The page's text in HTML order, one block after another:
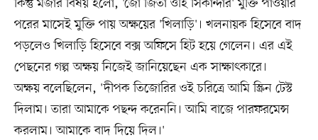
পরের মাসেই মুক্তি পায় অক্ষয়ের 'খিলাড়ি'। খলনায়ক হিসেবে বাদ
পড়লেও খিলাড়ি হিসেবে বক্স অফিসে হিট হয়ে গেলেন। এর এই
পেছনের গল্প অক্ষয় নিজেই জানিয়েছেন এক সাক্ষাৎকারে।
অক্ষয় বলেছিলেন, 'দীপক তিজোরির ওই চরিত্রে আমি স্ক্রিন টেস্ট
দিলাম। তারা আমাকে পছন্দ করেননি। আমি বাজে পারফরমেন্স
করলাম। আমাকে বাদ দিয়ে দিল।'